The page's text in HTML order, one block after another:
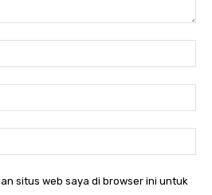
situs web saya di browser ini untuk